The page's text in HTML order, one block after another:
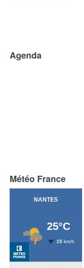
Agenda
Météo France